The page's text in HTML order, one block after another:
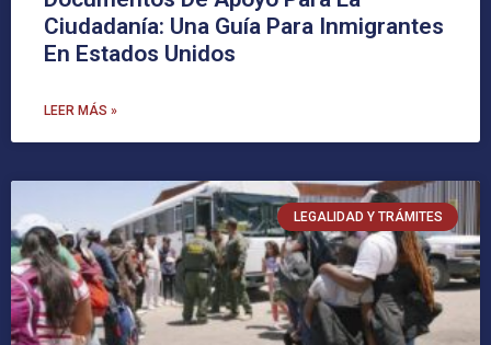
Ciudadanía: Una Guía Para Inmigrantes
En Estados Unidos
LEER MÁS »
LEGALIDAD Y TRÁMITES